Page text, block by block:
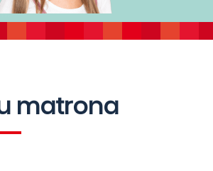
matrona